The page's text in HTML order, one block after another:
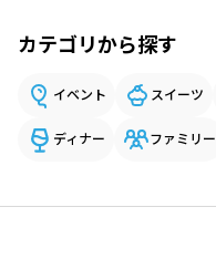
カテゴリから探す
イベント スイーツ
ディナー ファミリー